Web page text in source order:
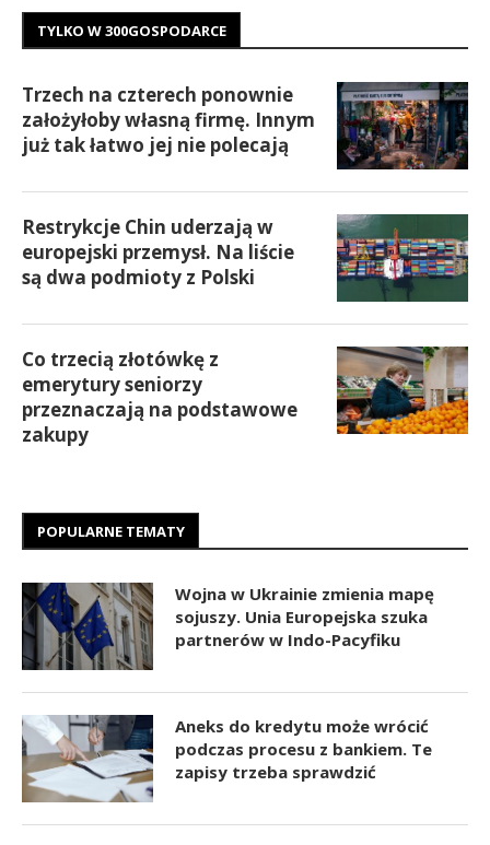
TYLKO W 300GOSPODARCE
Trzech na czterech ponownie
założyłoby własną firmę. Innym
już tak łatwo jej nie polecają
Restrykcje Chin uderzają w
europejski przemysł. Na liście
są dwa podmioty z Polski
Co trzecią złotówkę z
emerytury seniorzy
przeznaczają na podstawowe
zakupy
POPULARNE TEMATY
Wojna w Ukrainie zmienia mapę
sojuszy. Unia Europejska szuka
partnerów w Indo-Pacyfiku
Aneks do kredytu może wrócić
podczas procesu z bankiem. Te
zapisy trzeba sprawdzić